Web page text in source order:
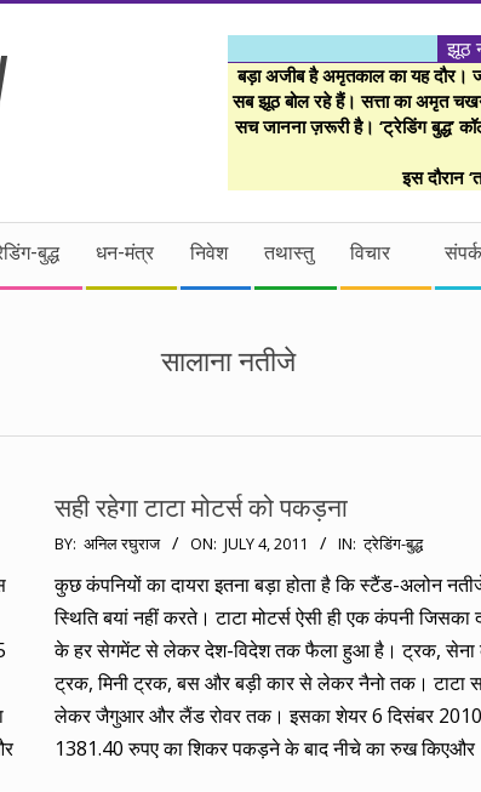
झूठ
बड़ा अजीब है अमृतकाल का यह दौर।
सब झूठ बोल रहे हैं। सत्ता का अमृत
सच जानना ज़रूरी है। ‘ट्रेडिंग बुद्ध’
इस दौरान
बुद्ध धन-मंत्र निवेश तथास्तु विचार संपर्क
सालाना नतीजे
सही रहेगा टाटा मोटर्स को पकड़ना
2011-
04
BY: अनिल रघुराज ON: JULY 4, 2011 IN: ट्रेडिंग-बुद्ध
कुछ कंपनियों का दायरा इतना बड़ा होता है कि स्टैंड-अलोन
स्थिति बयां नहीं करते। टाटा मोटर्स ऐसी ही एक कंपनी जिसका
के हर सेगमेंट से लेकर देश-विदेश तक फैला हुआ है। ट्रक, सेना
ट्रक, मिनी ट्रक, बस और बड़ी कार से लेकर नैनो तक। टाटा
लेकर जैगुआर और लैंड रोवर तक। इसका शेयर 6 दिसंबर
1381.40 रुपए का शिकर पकड़ने के बाद नीचे का रुख किएऔर